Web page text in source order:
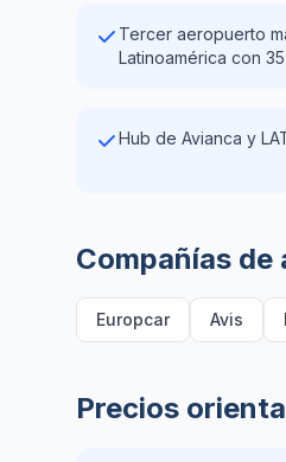
Tercer aeropuerto
Latinoamérica con
Hub de Avianca y
Compañías de
Europcar Avis
Precios